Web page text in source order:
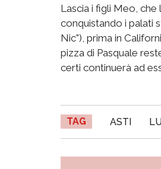
Lascia i figli Meo, che
conquistando i palati
Nic"), prima in
pizza di Pasquale
certi continuerà ad
TAG ASTI